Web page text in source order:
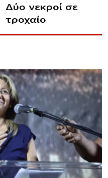
Δύο νεκροί σε
τροχαίο